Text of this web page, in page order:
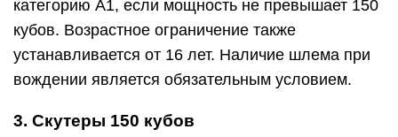
категорию А1, если мощность не превышает 150
кубов. Возрастное ограничение также
устанавливается от 16 лет. Наличие шлема при
вождении является обязательным условием.
3. Скутеры 150 кубов